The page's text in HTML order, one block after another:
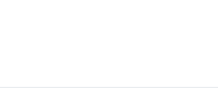
و شیخ ابوالحسن خرقانی، به عنوان شهر علم و